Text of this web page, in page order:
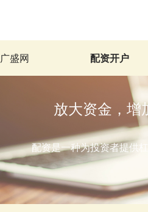
广盛网 配资开户
放大资金，增
配资是一种为投资者提供